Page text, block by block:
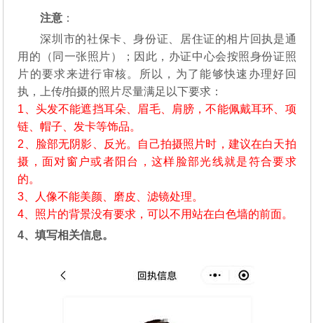
注意 ：
深圳市的社保卡、身份证、居住证的相片回执是通
用的（同一张照片）；因此，办证中心会按照身份证照
片的要求来进行审核。所以，为了能够快速办理好回
执，上传/拍摄的照片尽量满足以下要求：
1、头发不能遮挡耳朵、眉毛、肩膀，不能佩戴耳环、项
链、帽子、发卡等饰品。
2、脸部无阴影、反光。自己拍摄照片时，建议在白天拍
摄，面对窗户或者阳台，这样脸部光线就是符合要求
的。
3、人像不能美颜、磨皮、滤镜处理。
4、照片的背景没有要求，可以不用站在白色墙的前面。
4、填写相关信息。